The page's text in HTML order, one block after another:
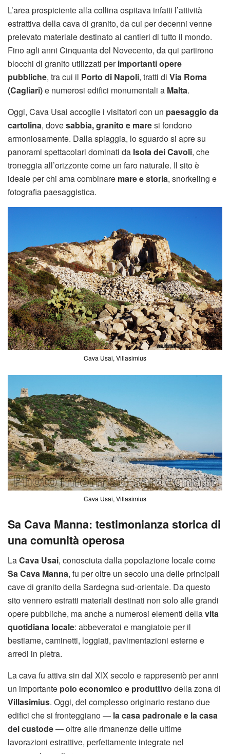
L’area prospiciente alla collina ospitava infatti l’attività
estrattiva della cava di granito, da cui per decenni venne
prelevato materiale destinato ai cantieri di tutto il mondo.
Fino agli anni Cinquanta del Novecento, da qui partirono
blocchi di granito utilizzati perimportanti opere
pubbliche, tra cui il Porto di Napoli, tratti di Via Roma
(Cagliari)e numerosi edifici monumentali a Malta.
Oggi, Cava Usai accoglie i visitatori con un paesaggio da
cartolina, dovesabbia, granito e maresi fondono
armoniosamente. Dalla spiaggia, lo sguardo si apre su
panorami spettacolari dominati da Isola dei Cavoli, che
troneggia all’orizzonte come un faro naturale. Il sito è
ideale per chi ama combinare mare e storia, snorkeling e
fotografia paesaggistica.
Cava Usai, Villasimius
Cava Usai, Villasimius
Sa Cava Manna: testimonianza storica di
una comunità operosa
LaCava Usai, conosciuta dalla popolazione locale come
Sa Cava Manna, fu per oltre un secolo una delle principali
cave di granito della Sardegna sud-orientale. Da questo
sito vennero estratti materiali destinati non solo alle grandi
opere pubbliche, ma anche a numerosi elementi dellavita
quotidiana locale: abbeveratoi e mangiatoie per il
bestiame, caminetti, loggiati, pavimentazioni esterne e
arredi in pietra.
La cava fu attiva sin dal XIX secolo e rappresentò per anni
un importante polo economico e produttivo della zona di
Villasimius. Oggi, del complesso originario restano due
edifici che si fronteggiano — la casa padronale e la casa
del custode— oltre alle rimanenze delle ultime
lavorazioni estrattive, perfettamente integrate nel